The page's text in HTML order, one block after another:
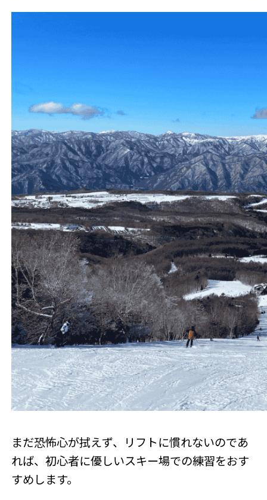
まだ恐怖心が拭えず、リフトに慣れないのであ
れば、初心者に優しいスキー場での練習をおす
すめします。